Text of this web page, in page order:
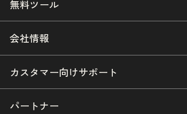
無料ツール
会社情報
カスタマー向けサポート
パートナー